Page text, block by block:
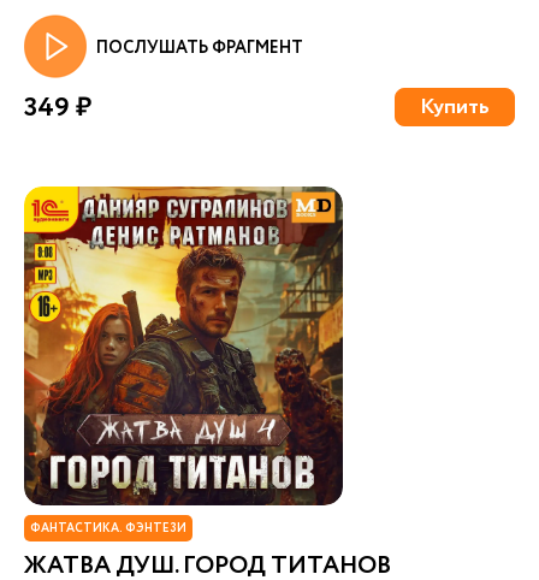
ПОСЛУШАТЬ ФРАГМЕНТ
349 ₽ Купить
ФАНТАСТИКА. ФЭНТЕЗИ
ЖАТВА ДУШ. ГОРОД ТИТАНОВ